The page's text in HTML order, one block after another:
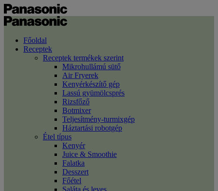
Főoldal
Receptek
Receptek termékek szerint
Mikrohullámú sütő
Air Fryerek
Kenyérkészítő gép
Lassú gyümölcsprés
Rizsfőző
Botmixer
Teljesítmény-turmixgép
Háztartási robotgép
Étel típus
Kenyér
Juice & Smoothie
Falatka
Desszert
Főétel
Saláta és leves